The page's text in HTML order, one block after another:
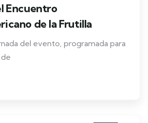
Encuentro
de la Frutilla
del evento, programada para